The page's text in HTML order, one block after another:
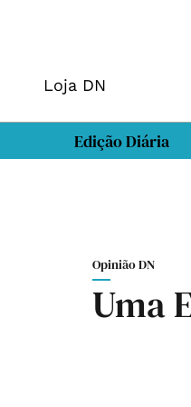
Loja DN
Edição Diária
Opinião DN
Uma